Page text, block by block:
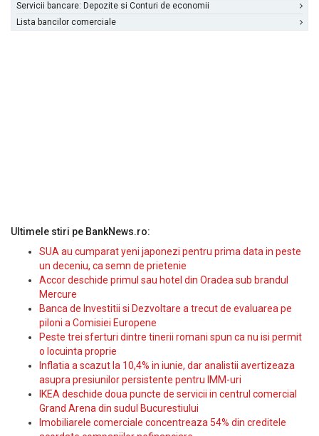
Servicii bancare: Depozite si Conturi de economii
Lista bancilor comerciale
Ultimele stiri pe BankNews.ro:
SUA au cumparat yeni japonezi pentru prima data in peste
un deceniu, ca semn de prietenie
Accor deschide primul sau hotel din Oradea sub brandul
Mercure
Banca de Investitii si Dezvoltare a trecut de evaluarea pe
piloni a Comisiei Europene
Peste trei sferturi dintre tinerii romani spun ca nu isi permit
o locuinta proprie
Inflatia a scazut la 10,4% in iunie, dar analistii avertizeaza
asupra presiunilor persistente pentru IMM-uri
IKEA deschide doua puncte de servicii in centrul comercial
Grand Arena din sudul Bucurestiului
Imobiliarele comerciale concentreaza 54% din creditele